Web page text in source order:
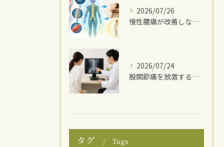
2026/07/26
慢性腰痛が改善しない理由
2026/07/24
股関節痛を放置するとどうなる？
タグ Tags